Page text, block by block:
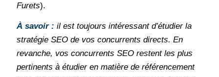
Furets).
À savoir : il est toujours intéressant d’étudier la
stratégie SEO de vos concurrents directs. En
revanche, vos concurrents SEO restent les plus
pertinents à étudier en matière de référencement